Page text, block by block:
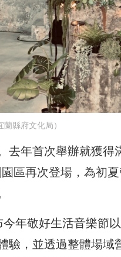
蘭縣府文化局）
去年首次舉辦就獲得
區再次登場，為初
年敬好生活音樂節
驗，並透過整體場域